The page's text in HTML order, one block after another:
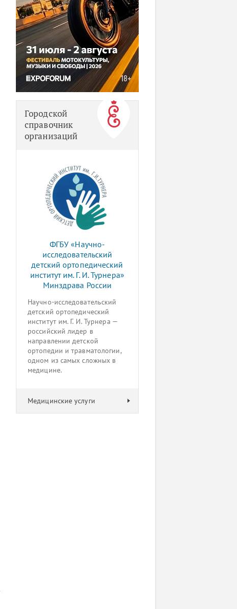
Городской
справочник
организаций
ФГБУ «Научно-
исследовательский
детский ортопедический
институт им. Г. И. Турнера»
Минздрава России
Научно-исследовательский
детский ортопедический
институт им. Г. И. Турнера —
российский лидер в
направлении детской
ортопедии и травматологии,
одном из самых сложных в
медицине.
Медицинские услуги